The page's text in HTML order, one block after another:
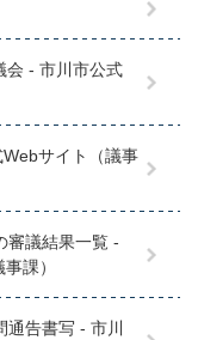
会 - 市川市公式
サイト（議事
議結果一覧 -
課）
告書写 - 市川